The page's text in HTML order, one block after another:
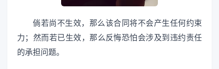
倘若尚不生效，那么该合同将不会产生任何约束
力；然而若已生效，那么反悔恐怕会涉及到违约责任
的承担问题。